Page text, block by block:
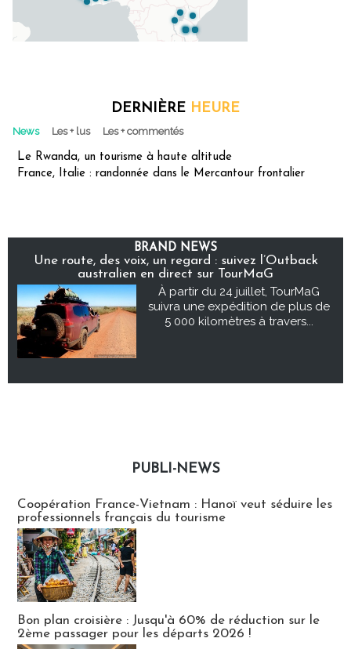
DERNIÈRE HEURE
News Les + lus Les + commentés
Le Rwanda, un tourisme à haute altitude
France, Italie : randonnée dans le Mercantour frontalier
BRAND NEWS
Une route, des voix, un regard : suivez l’Outback
australien en direct sur TourMaG
À partir du 24 juillet, TourMaG
suivra une expédition de plus de
5 000 kilomètres à travers...
PUBLI-NEWS
Coopération France-Vietnam : Hanoï veut séduire les
professionnels français du tourisme
Bon plan croisière : Jusqu'à 60% de réduction sur le
2ème passager pour les départs 2026 !